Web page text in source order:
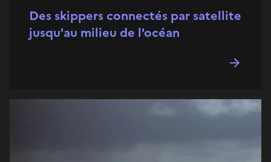
Des skippers connectés par satellite
jusqu'au milieu de l'océan